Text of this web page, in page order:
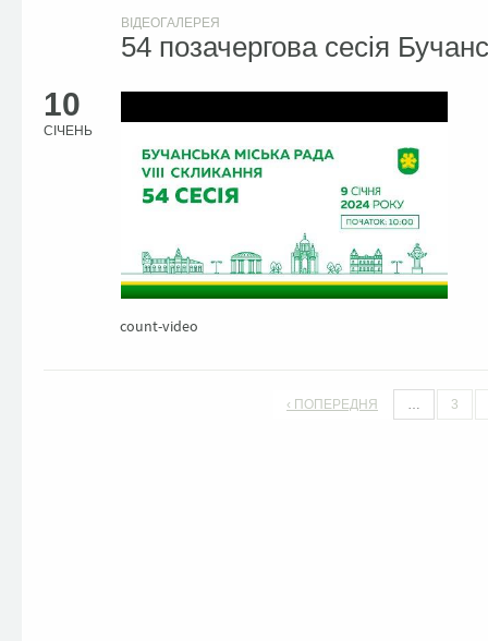
10
СІЧЕНЬ
ВІДЕОГАЛЕРЕЯ
54 позачергова сесія
count-video
‹ ПОПЕРЕДНЯ … 3